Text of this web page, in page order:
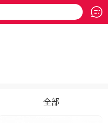
全部